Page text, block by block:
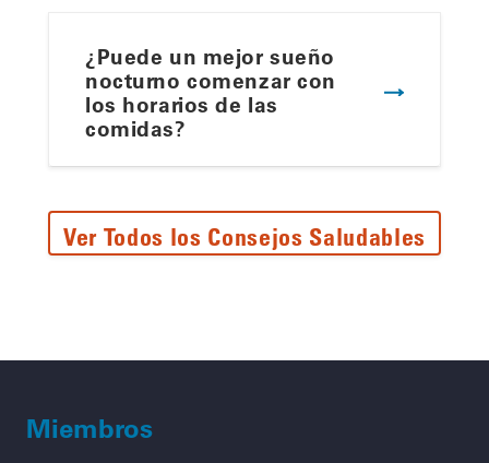
¿Puede un mejor sueño
nocturno comenzar con
los horarios de las
comidas?
Ver Todos los Consejos Saludables
Miembros